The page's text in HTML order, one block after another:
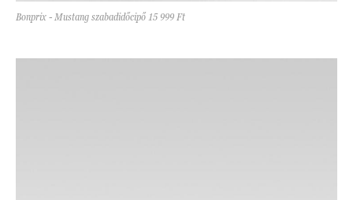
Bonprix - Mustang szabadidőcipő 15 999 Ft